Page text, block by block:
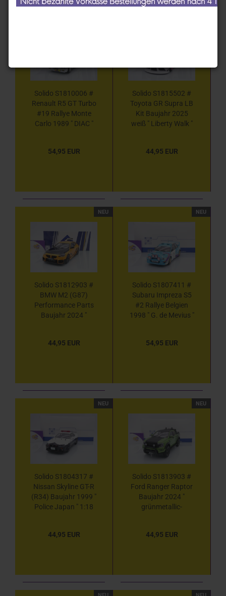
Solido S1810006 #
Renault R5 GT Turbo
#19 Rallye Monte
Carlo 1989 " DIAC "
54,95 EUR
Solido S1815502 #
Toyota GR Supra LB
Kit Baujahr 2025
weiß " Liberty Walk "
44,95 EUR
NEU
Solido S1812903 #
BMW M2 (G87)
Performance Parts
Baujahr 2024 "
44,95 EUR
NEU
Solido S1807411 #
Subaru Impreza S5
#2 Rallye Belgien
1998 " G. de Mevius "
54,95 EUR
NEU
Solido S1804317 #
Nissan Skyline GT-R
(R34) Baujahr 1999 "
Police Japan " 1:18
44,95 EUR
NEU
Solido S1813903 #
Ford Ranger Raptor
Baujahr 2024 "
grünmetallic-
44,95 EUR